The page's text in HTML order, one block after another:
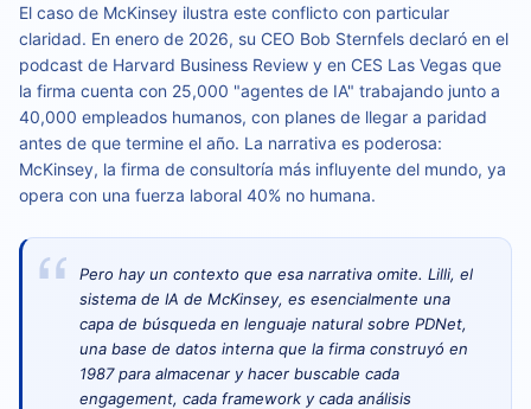
El caso de McKinsey ilustra este conflicto con particular
claridad. En enero de 2026, su CEO Bob Sternfels declaró en el
podcast de Harvard Business Review y en CES Las Vegas que
la firma cuenta con 25,000 "agentes de IA" trabajando junto a
40,000 empleados humanos, con planes de llegar a paridad
antes de que termine el año. La narrativa es poderosa:
McKinsey, la firma de consultoría más influyente del mundo, ya
opera con una fuerza laboral 40% no humana.
Pero hay un contexto que esa narrativa omite. Lilli, el
sistema de IA de McKinsey, es esencialmente una
capa de búsqueda en lenguaje natural sobre PDNet,
una base de datos interna que la firma construyó en
1987 para almacenar y hacer buscable cada
engagement, cada framework y cada análisis